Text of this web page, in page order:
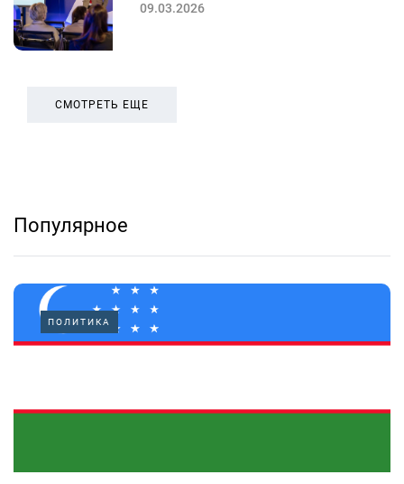
09.03.2026
СМОТРЕТЬ ЕЩЕ
Популярное
ПОЛИТИКА